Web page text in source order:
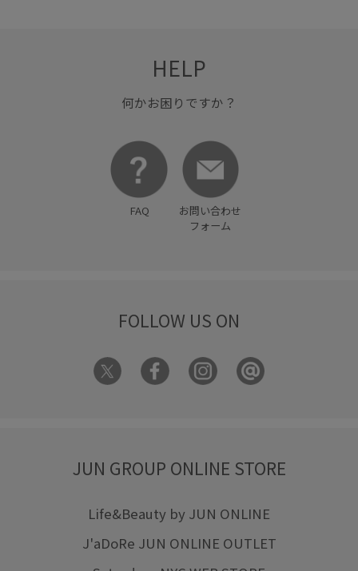
HELP
何かお困りですか？
FAQ
お問い合わせ
フォーム
FOLLOW US ON
JUN GROUP ONLINE STORE
Life&Beauty by JUN ONLINE
J'aDoRe JUN ONLINE OUTLET